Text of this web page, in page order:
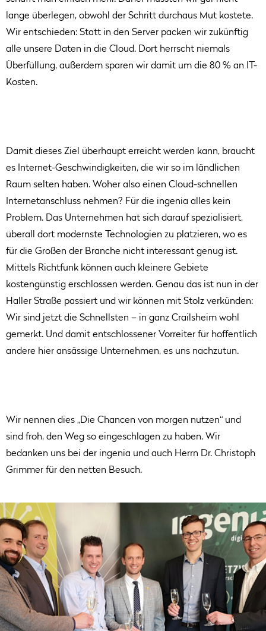
lange überlegen, obwohl der Schritt durchaus Mut kostete.
Wir entschieden: Statt in den Server packen wir zukünftig
alle unsere Daten in die Cloud. Dort herrscht niemals
Überfüllung, außerdem sparen wir damit um die 80 % an IT-
Kosten.
Damit dieses Ziel überhaupt erreicht werden kann, braucht
es Internet-Geschwindigkeiten, die wir so im ländlichen
Raum selten haben. Woher also einen Cloud-schnellen
Internetanschluss nehmen? Für die ingenia alles kein
Problem. Das Unternehmen hat sich darauf spezialisiert,
überall dort modernste Technologien zu platzieren, wo es
für die Großen der Branche nicht interessant genug ist.
Mittels Richtfunk können auch kleinere Gebiete
kostengünstig erschlossen werden. Genau das ist nun in der
Haller Straße passiert und wir können mit Stolz verkünden:
Wir sind jetzt die Schnellsten – in ganz Crailsheim wohl
gemerkt. Und damit entschlossener Vorreiter für hoffentlich
andere hier ansässige Unternehmen, es uns nachzutun.
Wir nennen dies „Die Chancen von morgen nutzen“ und
sind froh, den Weg so eingeschlagen zu haben. Wir
bedanken uns bei der ingenia und auch Herrn Dr. Christoph
Grimmer für den netten Besuch.